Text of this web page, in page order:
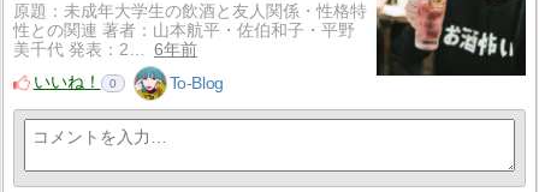
原題：未成年大学生の飲酒と友人関係・性格特
性との関連 著者：山本航平・佐伯和子・平野
美千代 発表：2…
6年前
いいね！
0 To-Blog